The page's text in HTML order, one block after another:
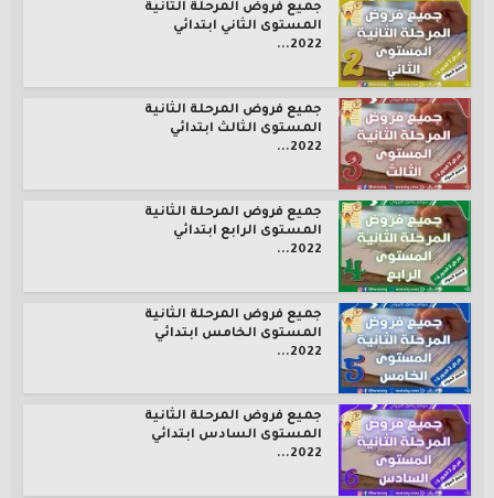
جميع فروض المرحلة الثانية
المستوى الثاني ابتدائي
2022...
جميع فروض المرحلة الثانية
المستوى الثالث ابتدائي
2022...
جميع فروض المرحلة الثانية
المستوى الرابع ابتدائي
2022...
جميع فروض المرحلة الثانية
المستوى الخامس ابتدائي
2022...
جميع فروض المرحلة الثانية
المستوى السادس ابتدائي
2022...